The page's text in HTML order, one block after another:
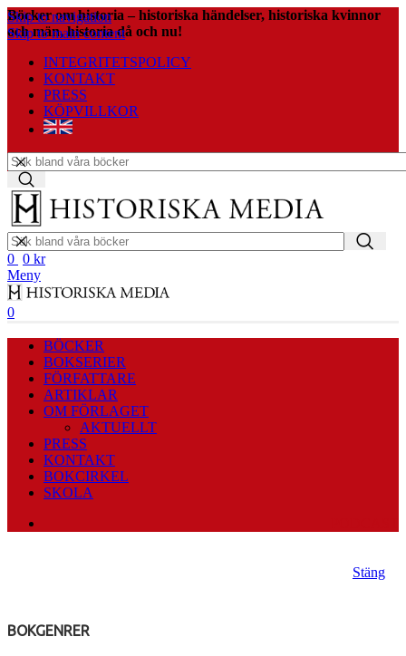
Skip to navigation
Skip to main content
Böcker om historia – historiska händelser, historiska kvinnor
och män, historia då och nu!
INTEGRITETSPOLICY
KONTAKT
PRESS
KÖPVILLKOR
Meny
0 0 kr
Meny
0
BÖCKER
BOKSERIER
FÖRFATTARE
ARTIKLAR
OM FÖRLAGET
AKTUELLT
PRESS
KONTAKT
BOKCIRKEL
SKOLA
Stäng
BOKGENRER